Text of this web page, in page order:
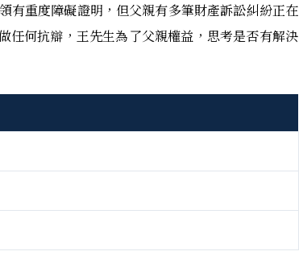
有重度障礙證明，但父親有多筆財產訴訟糾紛正在
任何抗辯，王先生為了父親權益，思考是否有解決